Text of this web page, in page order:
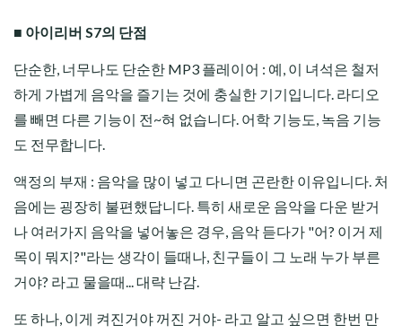
■ 아이리버 S7의 단점
단순한, 너무나도 단순한 MP3 플레이어 : 예, 이 녀석은 철저
하게 가볍게 음악을 즐기는 것에 충실한 기기입니다. 라디오
를 빼면 다른 기능이 전~혀 없습니다. 어학 기능도, 녹음 기능
도 전무합니다.
액정의 부재 : 음악을 많이 넣고 다니면 곤란한 이유입니다. 처
음에는 굉장히 불편했답니다. 특히 새로운 음악을 다운 받거
나 여러가지 음악을 넣어놓은 경우, 음악 듣다가 "어? 이거 제
목이 뭐지?"라는 생각이 들때나, 친구들이 그 노래 누가 부른
거야? 라고 물을때... 대략 난감.
또 하나, 이게 켜진거야 꺼진 거야- 라고 알고 싶으면 한번 만